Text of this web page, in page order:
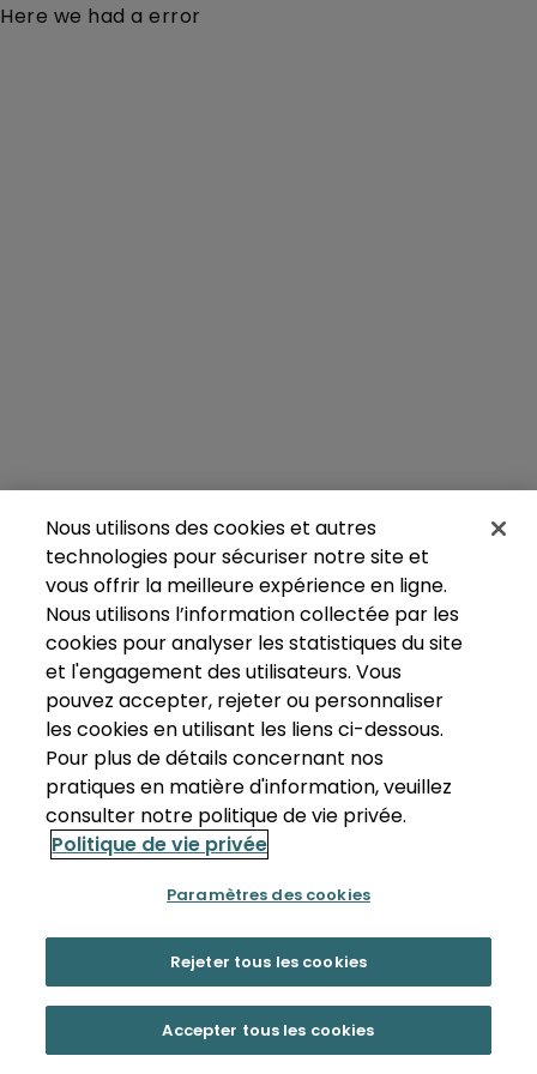
Here we had a error
Nous utilisons des cookies et autres
technologies pour sécuriser notre site et
vous offrir la meilleure expérience en ligne.
Nous utilisons l’information collectée par les
cookies pour analyser les statistiques du site
et l'engagement des utilisateurs. Vous
pouvez accepter, rejeter ou personnaliser
les cookies en utilisant les liens ci-dessous.
Pour plus de détails concernant nos
pratiques en matière d'information, veuillez
consulter notre politique de vie privée.
Politique de vie privée
Paramètres des cookies
Rejeter tous les cookies
Accepter tous les cookies